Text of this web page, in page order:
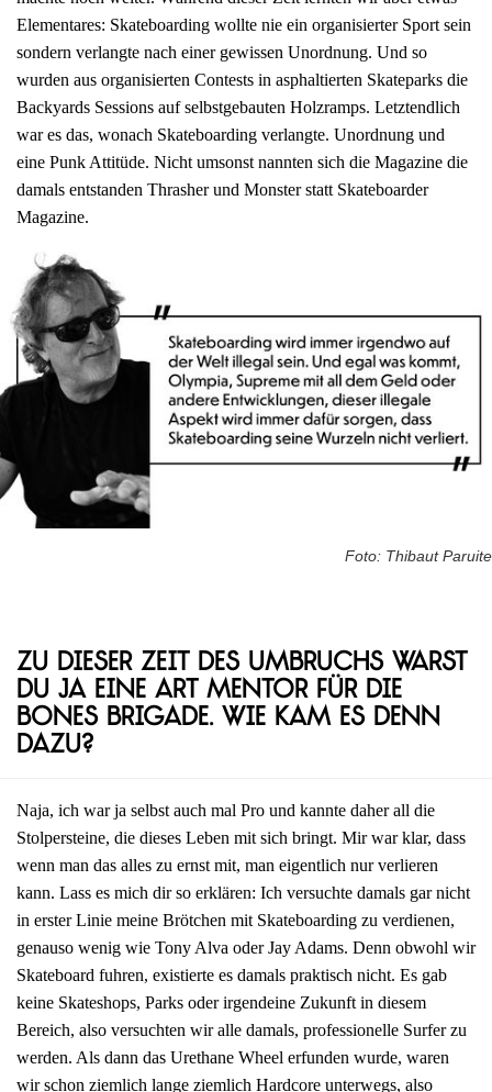
Elementares: Skateboarding wollte nie ein organisierter Sport sein
sondern verlangte nach einer gewissen Unordnung. Und so
wurden aus organisierten Contests in asphaltierten Skateparks die
Backyards Sessions auf selbstgebauten Holzramps. Letztendlich
war es das, wonach Skateboarding verlangte. Unordnung und
eine Punk Attitüde. Nicht umsonst nannten sich die Magazine die
damals entstanden Thrasher und Monster statt Skateboarder
Magazine.
Foto: Thibaut Paruite
Zu dieser Zeit des Umbruchs warst
du ja eine Art Mentor für die
Bones Brigade. Wie kam es denn
dazu?
Naja, ich war ja selbst auch mal Pro und kannte daher all die
Stolpersteine, die dieses Leben mit sich bringt. Mir war klar, dass
wenn man das alles zu ernst mit, man eigentlich nur verlieren
kann. Lass es mich dir so erklären: Ich versuchte damals gar nicht
in erster Linie meine Brötchen mit Skateboarding zu verdienen,
genauso wenig wie Tony Alva oder Jay Adams. Denn obwohl wir
Skateboard fuhren, existierte es damals praktisch nicht. Es gab
keine Skateshops, Parks oder irgendeine Zukunft in diesem
Bereich, also versuchten wir alle damals, professionelle Surfer zu
werden. Als dann das Urethane Wheel erfunden wurde, waren
wir schon ziemlich lange ziemlich Hardcore unterwegs, also